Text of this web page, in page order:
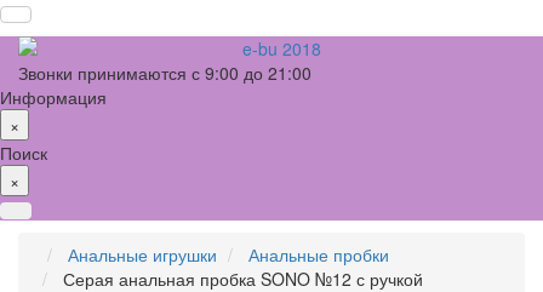
Звонки принимаются с 9:00 до 21:00
Информация
×
Поиск
×
Анальные игрушки
Анальные пробки
Серая анальная пробка SONO №12 с ручкой